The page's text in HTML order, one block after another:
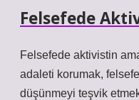
Felsefede
Felsefede aktivistin
adaleti korumak,
düşünmeyi teşvik